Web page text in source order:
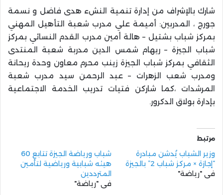
شارك بالإشراف من إدارة تنمية النشء هدى فاضل و نسمة
جورج ، المدربين: أميمة علي مدرب شعبة التأهيل المهني
بمركز شباب بشتيل – هالة أمين مدرب القدم النسائي بمركز
شباب الجيزة – ريهام شمس الدين مدربة شعبة المنتدى
الثقافي بمركز شباب الجيزة زينب محرم معاون وحدة ريحانة
ومدرب شعب الزهرات – عبد الرحمن سيد مدرب شعبة
المرشدات ،كما شاركن فتيات تدريب الخدمة الاجتماعية
بإدارة بولاق الدكرور.
مرتبط
وزير الشباب يُدشن مبادرة
“إجازة × مركز شباب 2” بالجيزة
في "رياضة"
شباب ورياضة الجيزة تتابع 60
هيئه شبابية ورياضية لتأمين
المترددين
في "رياضة"